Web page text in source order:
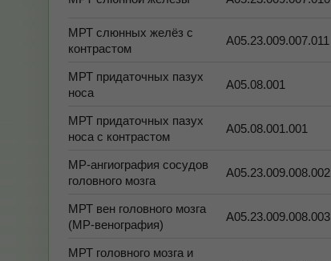
МРТ слюнных желёз с
контрастом
А05.23.009.007.011
МРТ придаточных пазух
носа
А05.08.001
МРТ придаточных пазух
носа с контрастом
А05.08.001.001
МР-ангиография сосудов
головного мозга
А05.23.009.008.002
МРТ вен головного мозга
(МР-венография)
А05.23.009.008.003
МРТ головного мозга и